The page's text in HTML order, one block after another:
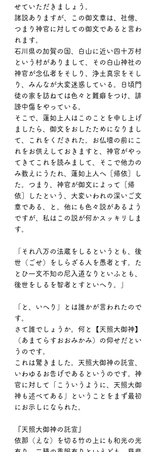
せていただきましょう。
諸説ありますが、この御文章は、社僧、
つまり神官に対しての御文であると言わ
れます。
石川県の加賀の国、白山に近い四十万村
という村がありまして、その白山神社の
神官が念仏者をそしり、浄土真宗をそし
り、みんなが大変迷惑している。日頃門
徒の家を訪ねては色々と難癖をつけ、誹
謗中傷をやっている。
そこで、蓮如上人はこのことを申し上げ
ましたら、御文をおしたためになりまし
て、これをくだされた。お仏壇の前にこ
れをお供えしておきますと、神官がやっ
てきてこれを読みまして、そこで他力の
み教えにうたれ、蓮如上人へ［帰依］し
た。つまり、神官が御文によって［帰
依］したという、大変いわれの深いご文
章である、と。他にも色々説があるよう
ですが、私はこの説が何かスッキリしま
す。
「それ八万の法蔵をしるというとも、後
世（ごせ）をしらざる人を愚者とす。た
とひ一文不知の尼入道なりといふとも、
後世をしるを智者とすといへり。」
「と、いへり」とは誰かが言われたので
す。
さて誰でしょうか。何と【天照大御神】
（あまてらすおおみかみ）の仰せだとい
うのです。
これは驚きました。天照大御神の託宣、
いわゆるお告げであるというのです。神
官に対して「こういうように、天照大御
神も述べてある」ということをまず最初
にお示しになられた。
『天照大御神の託宣』
依那（えな）を切る竹の上にも和光の光